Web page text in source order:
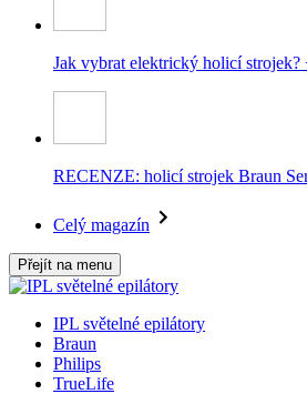
Jak vybrat elektrický holicí
RECENZE: holicí strojek Braun
Celý magazín
Přejít na menu
IPL světelné epilátory
Braun
Philips
TrueLife